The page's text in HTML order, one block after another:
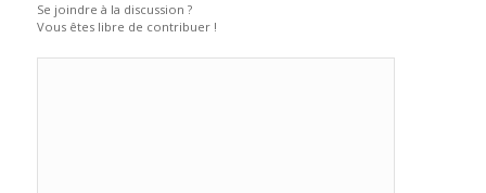
Se joindre à la discussion ?
Vous êtes libre de contribuer !